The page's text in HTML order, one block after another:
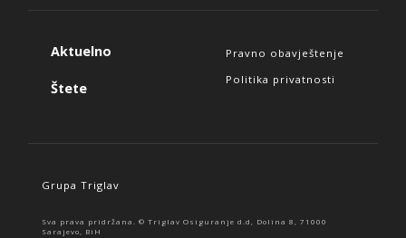
Aktuelno
Štete
Pravno obavještenje
Politika privatnosti
Grupa Triglav
Sva prava pridržana. © Triglav Osiguranje d.d, Dolina 8, 71000
Sarajevo, BiH